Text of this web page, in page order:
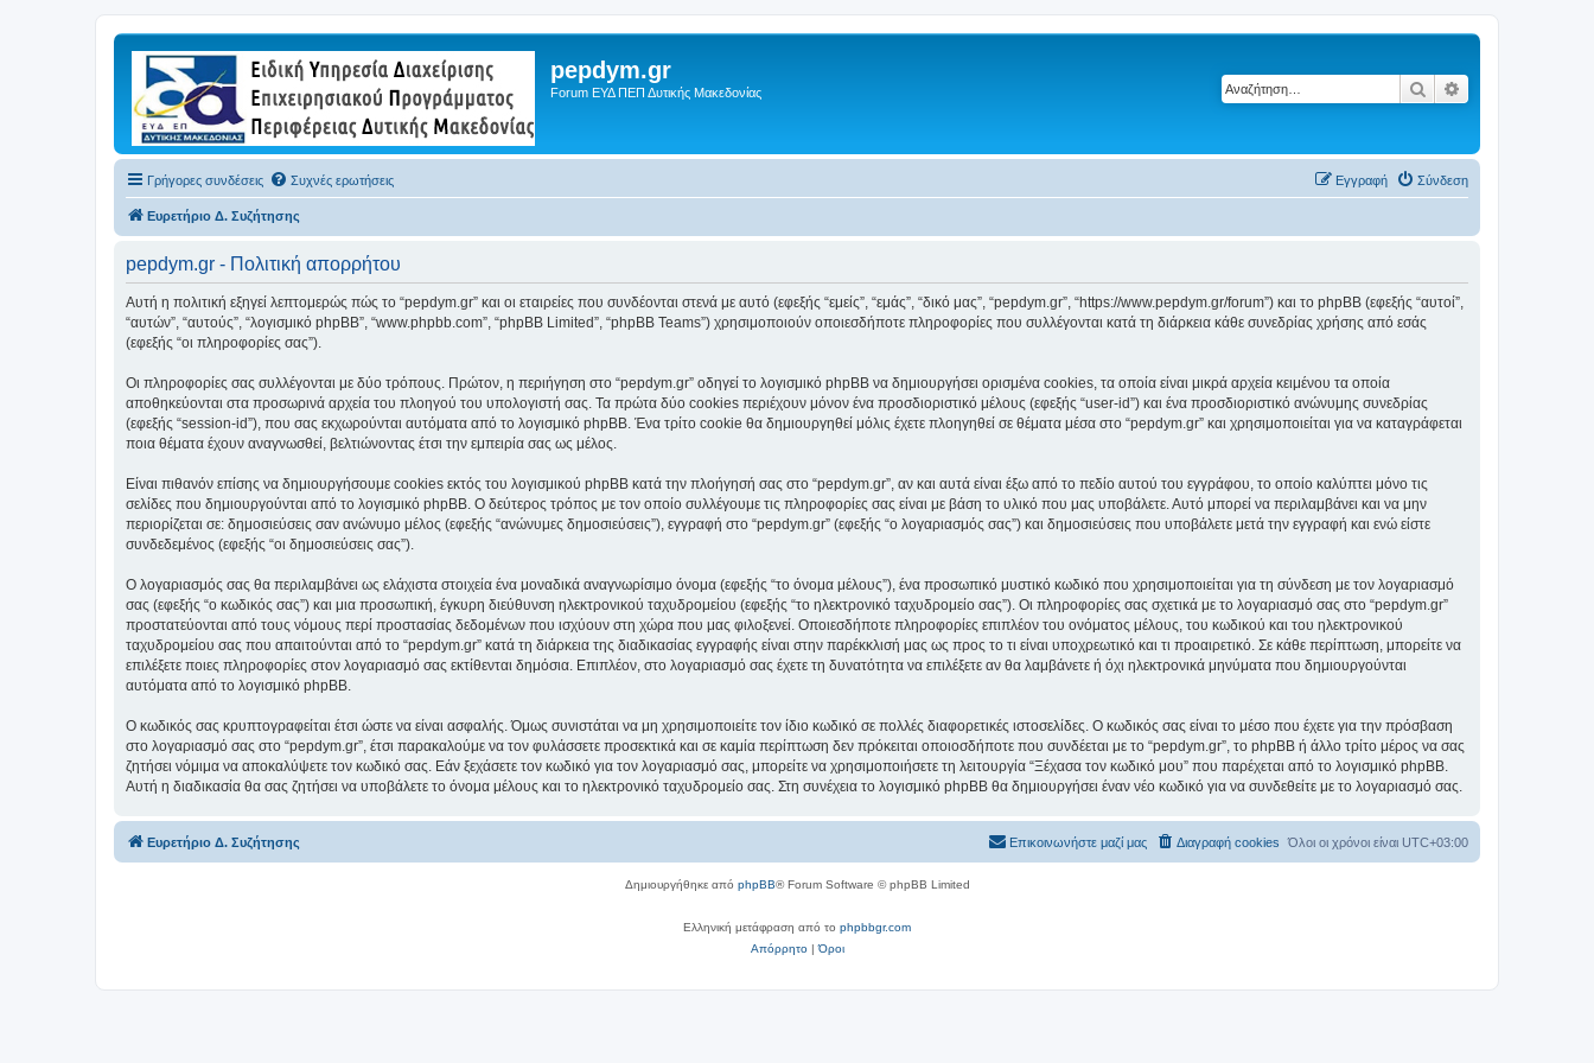
pepdym.gr
Forum ΕΥΔ ΠΕΠ Δυτικής Μακεδονίας Αναζήτηση
Γρήγορες συνδέσεις Συχνές ερωτήσεις Σύνδεση
Εγγραφή
Ευρετήριο Δ. Συζήτησης
pepdym.gr - Πολιτική απορρήτου
Αυτή η πολιτική εξηγεί λεπτομερώς πώς το “pepdym.gr” και οι εταιρείες που συνδέονται στενά με αυτό (εφεξής “εμείς”, “εμάς”, “δικό μας”, “pepdym.gr”, “https://www.pepdym.gr/forum”) και το phpBB (εφεξής “αυτοί”,
“αυτών”, “αυτούς”, “λογισμικό phpBB”, “www.phpbb.com”, “phpBB Limited”, “phpBB Teams”) χρησιμοποιούν οποιεσδήποτε πληροφορίες που συλλέγονται κατά τη διάρκεια κάθε συνεδρίας χρήσης από εσάς
(εφεξής “οι πληροφορίες σας”).
Οι πληροφορίες σας συλλέγονται με δύο τρόπους. Πρώτον, η περιήγηση στο “pepdym.gr” οδηγεί το λογισμικό phpBB να δημιουργήσει ορισμένα cookies, τα οποία είναι μικρά αρχεία κειμένου τα οποία
αποθηκεύονται στα προσωρινά αρχεία του πλοηγού του υπολογιστή σας. Τα πρώτα δύο cookies περιέχουν μόνον ένα προσδιοριστικό μέλους (εφεξής “user-id”) και ένα προσδιοριστικό ανώνυμης συνεδρίας
(εφεξής “session-id”), που σας εκχωρούνται αυτόματα από το λογισμικό phpBB. Ένα τρίτο cookie θα δημιουργηθεί μόλις έχετε πλοηγηθεί σε θέματα μέσα στο “pepdym.gr” και χρησιμοποιείται για να καταγράφεται
ποια θέματα έχουν αναγνωσθεί, βελτιώνοντας έτσι την εμπειρία σας ως μέλος.
Είναι πιθανόν επίσης να δημιουργήσουμε cookies εκτός του λογισμικού phpBB κατά την πλοήγησή σας στο “pepdym.gr”, αν και αυτά είναι έξω από το πεδίο αυτού του εγγράφου, το οποίο καλύπτει μόνο τις
σελίδες που δημιουργούνται από το λογισμικό phpBB. Ο δεύτερος τρόπος με τον οποίο συλλέγουμε τις πληροφορίες σας είναι με βάση το υλικό που μας υποβάλετε. Αυτό μπορεί να περιλαμβάνει και να μην
περιορίζεται σε: δημοσιεύσεις σαν ανώνυμο μέλος (εφεξής “ανώνυμες δημοσιεύσεις”), εγγραφή στο “pepdym.gr” (εφεξής “ο λογαριασμός σας”) και δημοσιεύσεις που υποβάλετε μετά την εγγραφή και ενώ είστε
συνδεδεμένος (εφεξής “οι δημοσιεύσεις σας”).
Ο λογαριασμός σας θα περιλαμβάνει ως ελάχιστα στοιχεία ένα μοναδικά αναγνωρίσιμο όνομα (εφεξής “το όνομα μέλους”), ένα προσωπικό μυστικό κωδικό που χρησιμοποιείται για τη σύνδεση με τον λογαριασμό
σας (εφεξής “ο κωδικός σας”) και μια προσωπική, έγκυρη διεύθυνση ηλεκτρονικού ταχυδρομείου (εφεξής “το ηλεκτρονικό ταχυδρομείο σας”). Οι πληροφορίες σας σχετικά με το λογαριασμό σας στο “pepdym.gr”
προστατεύονται από τους νόμους περί προστασίας δεδομένων που ισχύουν στη χώρα που μας φιλοξενεί. Οποιεσδήποτε πληροφορίες επιπλέον του ονόματος μέλους, του κωδικού και του ηλεκτρονικού
ταχυδρομείου σας που απαιτούνται από το “pepdym.gr” κατά τη διάρκεια της διαδικασίας εγγραφής είναι στην παρέκκλισή μας ως προς το τι είναι υποχρεωτικό και τι προαιρετικό. Σε κάθε περίπτωση, μπορείτε να
επιλέξετε ποιες πληροφορίες στον λογαριασμό σας εκτίθενται δημόσια. Επιπλέον, στο λογαριασμό σας έχετε τη δυνατότητα να επιλέξετε αν θα λαμβάνετε ή όχι ηλεκτρονικά μηνύματα που δημιουργούνται
αυτόματα από το λογισμικό phpBB.
Ο κωδικός σας κρυπτογραφείται έτσι ώστε να είναι ασφαλής. Όμως συνιστάται να μη χρησιμοποιείτε τον ίδιο κωδικό σε πολλές διαφορετικές ιστοσελίδες. Ο κωδικός σας είναι το μέσο που έχετε για την πρόσβαση
στο λογαριασμό σας στο “pepdym.gr”, έτσι παρακαλούμε να τον φυλάσσετε προσεκτικά και σε καμία περίπτωση δεν πρόκειται οποιοσδήποτε που συνδέεται με το “pepdym.gr”, το phpBB ή άλλο τρίτο μέρος να σας
ζητήσει νόμιμα να αποκαλύψετε τον κωδικό σας. Εάν ξεχάσετε τον κωδικό για τον λογαριασμό σας, μπορείτε να χρησιμοποιήσετε τη λειτουργία “Ξέχασα τον κωδικό μου” που παρέχεται από το λογισμικό phpBB.
Αυτή η διαδικασία θα σας ζητήσει να υποβάλετε το όνομα μέλους και το ηλεκτρονικό ταχυδρομείο σας. Στη συνέχεια το λογισμικό phpBB θα δημιουργήσει έναν νέο κωδικό για να συνδεθείτε με το λογαριασμό σας.
Ευρετήριο Δ. Συζήτησης Όλοι οι χρόνοι είναι UTC+03:00
Διαγραφή cookies
Επικοινωνήστε μαζί μας
Δημιουργήθηκε από phpBB® Forum Software © phpBB Limited
Ελληνική μετάφραση από το phpbbgr.com
Απόρρητο|Όροι